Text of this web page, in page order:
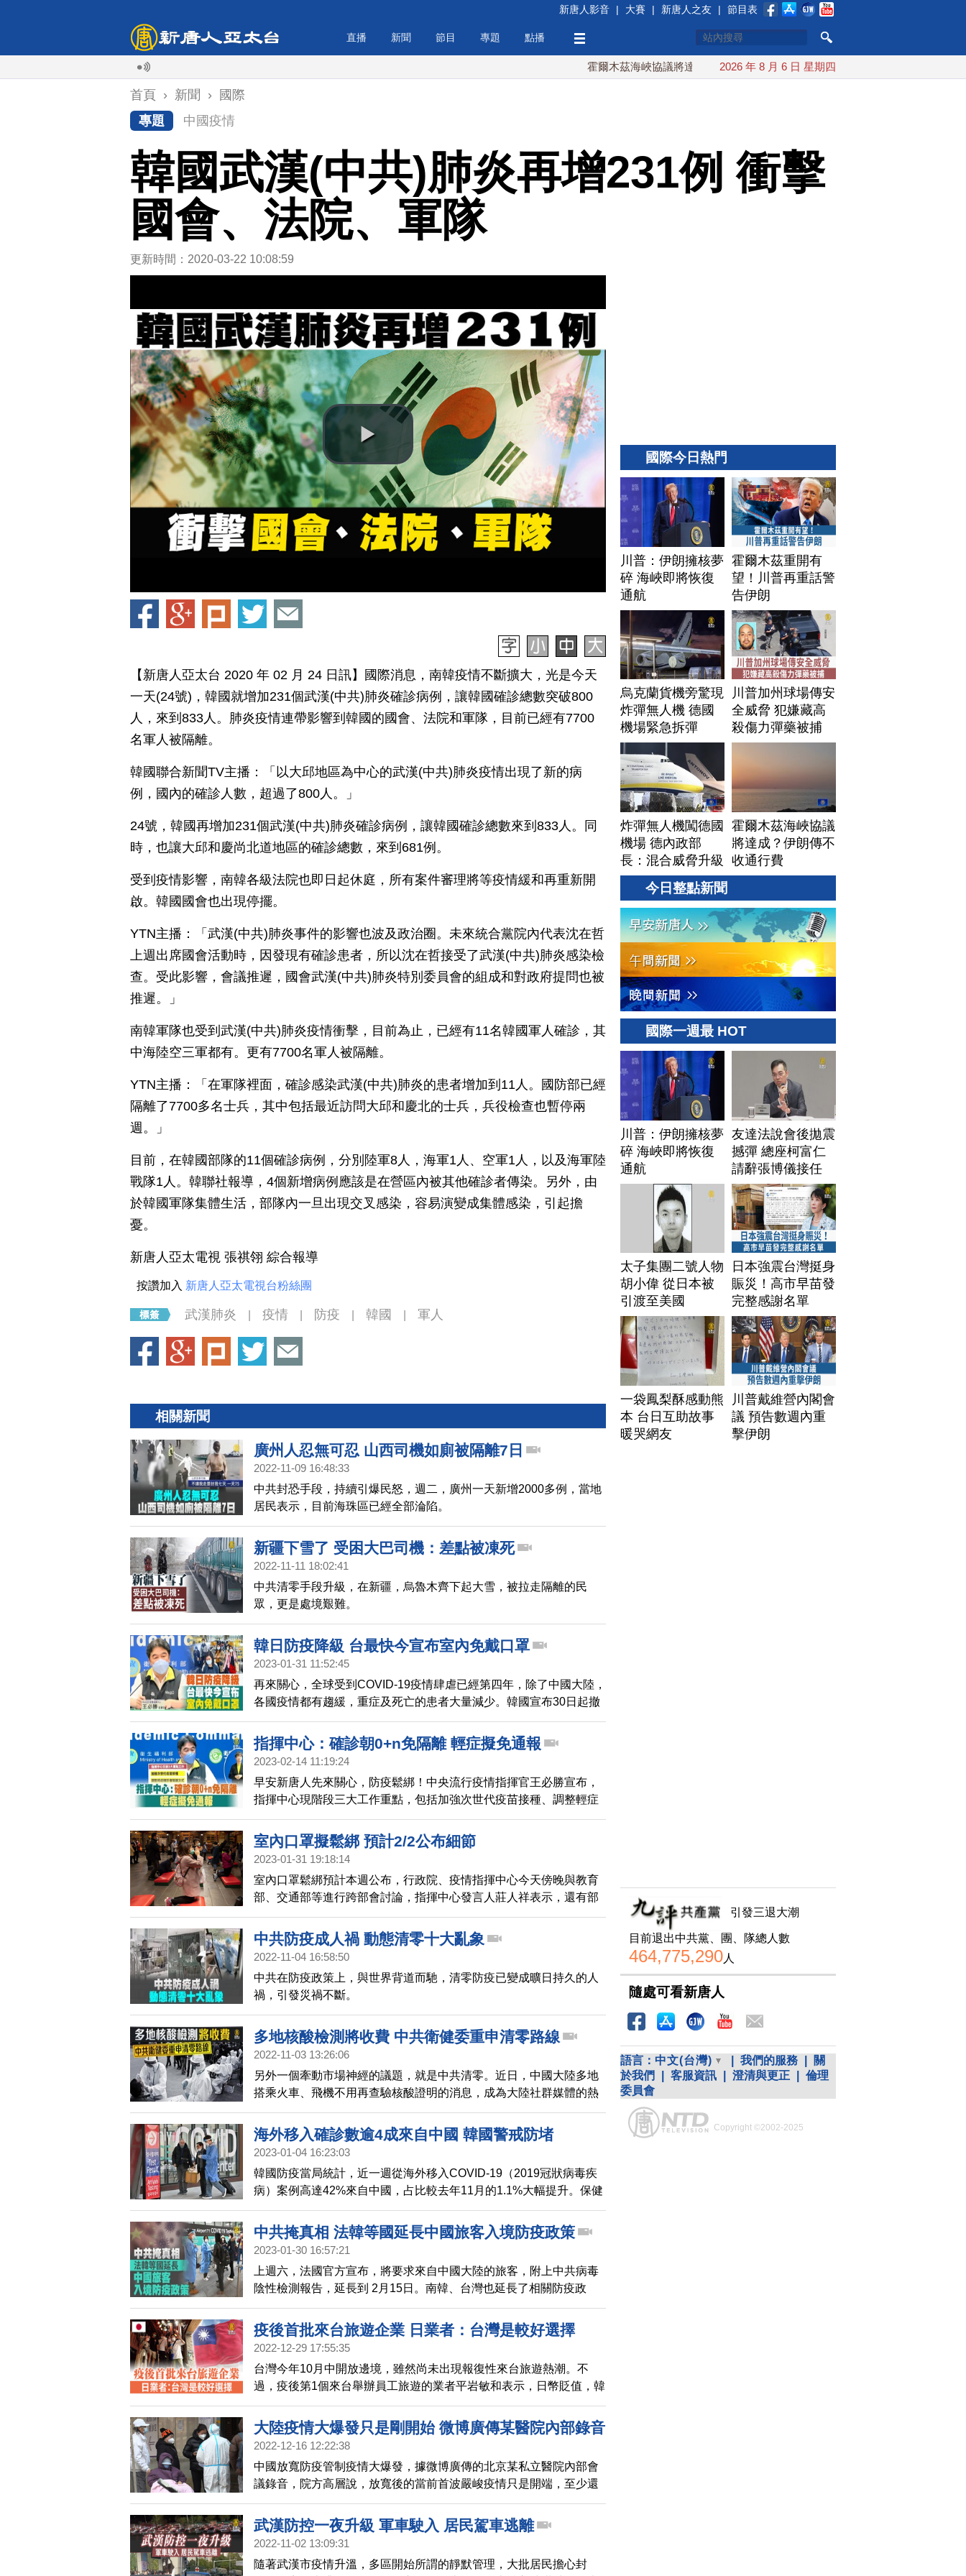
新唐人影音 | 大賽 | 新唐人之友 | 節目表
直播 新聞 節目 專題 點播
霍爾木茲海峽協議將達成？伊朗傳不收通行費 配合漢光 總統賴清德親登雲豹前進
2026 年 8 月 6 日 星期四
首頁 › 新聞 ›
國際
專題
中國疫情
韓國武漢(中共)肺炎再增231例 衝擊
國會、法院、軍隊
更新時間：2020-03-22 10:08:59
【新唐人亞太台 2020 年 02 月 24 日訊】國際消息，南韓疫情不斷擴大，光是今天
一天(24號)，韓國就增加231個武漢(中共)肺炎確診病例，讓韓國確診總數突破800
人，來到833人。肺炎疫情連帶影響到韓國的國會、法院和軍隊，目前已經有7700
名軍人被隔離。
韓國聯合新聞TV主播：「以大邱地區為中心的武漢(中共)肺炎疫情出現了新的病
例，國內的確診人數，超過了800人。」
24號，韓國再增加231個武漢(中共)肺炎確診病例，讓韓國確診總數來到833人。同
時，也讓大邱和慶尚北道地區的確診總數，來到681例。
受到疫情影響，南韓各級法院也即日起休庭，所有案件審理將等疫情緩和再重新開
啟。韓國國會也出現停擺。
YTN主播：「武漢(中共)肺炎事件的影響也波及政治圈。未來統合黨院內代表沈在哲
上週出席國會活動時，因發現有確診患者，所以沈在哲接受了武漢(中共)肺炎感染檢
查。受此影響，會議推遲，國會武漢(中共)肺炎特別委員會的組成和對政府提問也被
推遲。」
南韓軍隊也受到武漢(中共)肺炎疫情衝擊，目前為止，已經有11名韓國軍人確診，其
中海陸空三軍都有。更有7700名軍人被隔離。
YTN主播：「在軍隊裡面，確診感染武漢(中共)肺炎的患者增加到11人。國防部已經
隔離了7700多名士兵，其中包括最近訪問大邱和慶北的士兵，兵役檢查也暫停兩
週。」
目前，在韓國部隊的11個確診病例，分別陸軍8人，海軍1人、空軍1人，以及海軍陸
戰隊1人。韓聯社報導，4個新增病例應該是在營區內被其他確診者傳染。另外，由
於韓國軍隊集體生活，部隊內一旦出現交叉感染，容易演變成集體感染，引起擔
憂。
新唐人亞太電視 張祺翎 綜合報導
按讚加入 新唐人亞太電視台粉絲團
武漢肺炎 疫情 防疫 韓國 軍人
相關新聞
廣州人忍無可忍 山西司機如廁被隔離7日
2022-11-09 16:48:33
中共封恐手段，持續引爆民怒，週二，廣州一天新增2000多例，當地
居民表示，目前海珠區已經全部淪陷。
新疆下雪了 受困大巴司機：差點被凍死
2022-11-11 18:02:41
中共清零手段升級，在新疆，烏魯木齊下起大雪，被拉走隔離的民
眾，更是處境艱難。
韓日防疫降級 台最快今宣布室內免戴口罩
2023-01-31 11:52:45
再來關心，全球受到COVID-19疫情肆虐已經第四年，除了中國大陸，
各國疫情都有趨緩，重症及死亡的患者大量減少。韓國宣布30日起撤
除室內口罩令，而日本則在日前宣布五月將會調降疫情等級。台灣也
在週一，宣布開放的五大方向，如果和學者專家討論順利，最快今天
週二，就會公布室內免戴口罩。
指揮中心：確診朝0+n免隔離 輕症擬免通報
2023-02-14 11:19:24
早安新唐人先來關心，防疫鬆綁！中央流行疫情指揮官王必勝宣布，
指揮中心現階段三大工作重點，包括加強次世代疫苗接種、調整輕症
隔離方式，與修正確診者通報定義。繼口罩鬆綁後，下階段將放寬輕
症者免隔離，從5+n調整為0+n。
室內口罩擬鬆綁 預計2/2公布細節
2023-01-31 19:18:14
室內口罩鬆綁預計本週公布，行政院、疫情指揮中心今天傍晚與教育
部、交通部等進行跨部會討論，指揮中心發言人莊人祥表示，還有部
分細節需要修正，預計將於2月2日記者會公布。
中共防疫成人禍 動態清零十大亂象
2022-11-04 16:58:50
中共在防疫政策上，與世界背道而馳，清零防疫已變成曠日持久的人
禍，引發災禍不斷。
多地核酸檢測將收費 中共衛健委重申清零路線
2022-11-03 13:26:06
另外一個牽動市場神經的議題，就是中共清零。近日，中國大陸多地
搭乘火車、飛機不用再查驗核酸證明的消息，成為大陸社群媒體的熱
搜詞，同時，中共高層開會擬放寬防疫政策的傳聞，讓陸港股大漲。
不過，中共最高衛生機關衛健委11月2日召開黨員幹部大會，主任馬
曉偉要求官員們繼續堅持「動態清零」的防控路線。另外，陸媒報
指出，核酸檢測等於變相成為政府的財政工具，名義上是「自願」，
但人民實際上沒有選擇。
海外移入確診數逾4成來自中國 韓國警戒防堵
2023-01-04 16:23:03
韓國防疫當局統計，近一週從海外移入COVID-19（2019冠狀病毒疾
病）案例高達42%來自中國，占比較去年11月的1.1%大幅提升。保健
福祉部部長曹圭鴻今天指示，不可放鬆警戒，須全力防堵中國疫情波
及韓國。
中共掩真相 法韓等國延長中國旅客入境防疫政策
2023-01-30 16:57:21
上週六，法國官方宣布，將要求來自中國大陸的旅客，附上中共病毒
陰性檢測報告，延長到 2月15日。南韓、台灣也延長了相關防疫政
策。
疫後首批來台旅遊企業 日業者：台灣是較好選擇
2022-12-29 17:55:35
台灣今年10月中開放邊境，雖然尚未出現報復性來台旅遊熱潮。不
過，疫後第1個來台舉辦員工旅遊的業者平岩敏和表示，日幣貶值，韓
國跟台灣是較好選擇的海外旅遊目的地。
大陸疫情大爆發只是剛開始 微博廣傳某醫院內部錄音
2022-12-16 12:22:38
中國放寬防疫管制疫情大爆發，據微博廣傳的北京某私立醫院內部會
議錄音，院方高層說，放寬後的當前首波嚴峻疫情只是開端，至少還
得經歷4至5波，並說千萬別給病患服用會傷肝的連花清瘟。
武漢防控一夜升級 軍車駛入 居民駕車逃離
2022-11-02 13:09:31
隨著武漢市疫情升溫，多區開始所謂的靜默管理，大批居民擔心封
國際今日熱門
川普：伊朗擁核夢
碎 海峽即將恢復
通航
霍爾木茲重開有
望！川普再重話警
告伊朗
烏克蘭貨機旁驚現
炸彈無人機 德國
機場緊急拆彈
川普加州球場傳安
全威脅 犯嫌藏高
殺傷力彈藥被捕
炸彈無人機闖德國
機場 德內政部
長：混合威脅升級
霍爾木茲海峽協議
將達成？伊朗傳不
收通行費
今日整點新聞
國際一週最 HOT
川普：伊朗擁核夢
碎 海峽即將恢復
通航
友達法說會後拋震
撼彈 總座柯富仁
請辭張博儀接任
太子集團二號人物
胡小偉 從日本被
引渡至美國
日本強震台灣挺身
賑災！高市早苗發
完整感謝名單
一袋鳳梨酥感動熊
本 台日互助故事
暖哭網友
川普戴維營內閣會
議 預告數週內重
擊伊朗
引發三退大潮
目前退出中共黨、團、隊總人數
464,775,290人
隨處可看新唐人
語言： 中文(台灣) 我們的服務
關
於我們
客服資訊 澄清與更正
倫理
委員會
Copyright ©2002-2025